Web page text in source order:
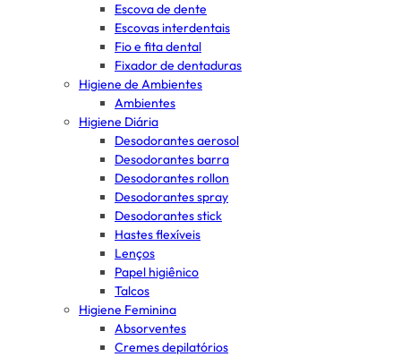
Escova de dente
Escovas interdentais
Fio e fita dental
Fixador de dentaduras
Higiene de Ambientes
Ambientes
Higiene Diária
Desodorantes aerosol
Desodorantes barra
Desodorantes rollon
Desodorantes spray
Desodorantes stick
Hastes flexíveis
Lenços
Papel higiênico
Talcos
Higiene Feminina
Absorventes
Cremes depilatórios